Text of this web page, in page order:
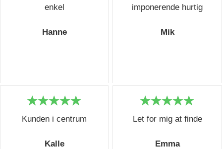
enkel
Hanne
imponerende hurtig
Mik
Kunden i centrum
Kalle
Let for mig at finde
Emma